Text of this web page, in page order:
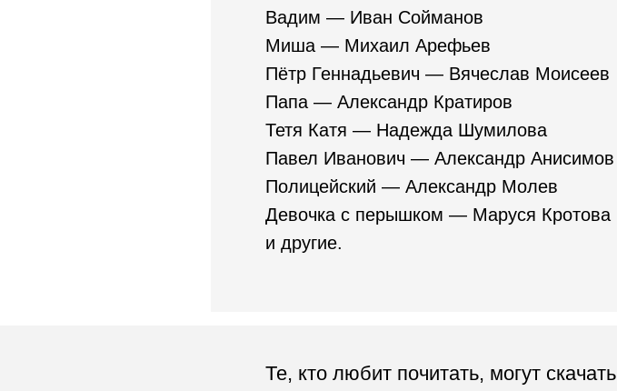
Вадим — Иван Сойманов
Миша — Михаил Арефьев
Пётр Геннадьевич — Вячеслав Моисеев
Папа — Александр Кратиров
Тетя Катя — Надежда Шумилова
Павел Иванович — Александр Анисимов
Полицейский — Александр Молев
Девочка с перышком — Маруся Кротова
и другие.
Те, кто любит почитать, могут скачать